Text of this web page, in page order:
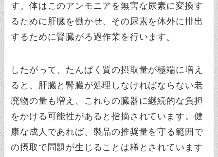
す。体はこのアンモニアを無害な尿素に変換す
るために肝臓を働かせ、その尿素を体外に排出
するために腎臓がろ過作業を行います。
したがって、たんぱく質の摂取量が極端に増え
ると、肝臓と腎臓が処理しなければならない老
廃物の量も増え、これらの臓器に継続的な負担
をかける可能性があると指摘されています。健
康な成人であれば、製品の推奨量を守る範囲で
の摂取で問題が生じることは稀とされています